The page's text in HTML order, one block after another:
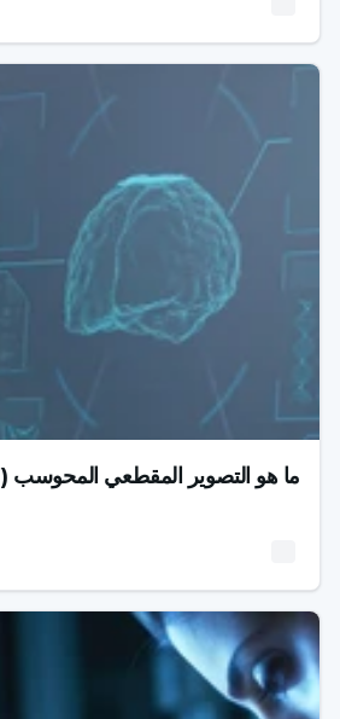
ما هو التصوير المقطعي المحوسب (CT)؟